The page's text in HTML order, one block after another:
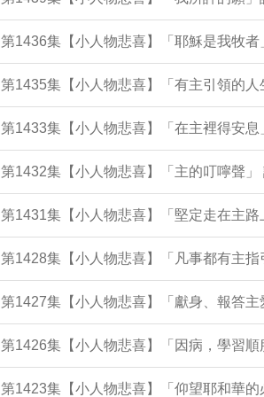
第1436集【小人物悲喜】「耶穌是我牧者
第1435集【小人物悲喜】「有主引領的
第1433集【小人物悲喜】「在主裡得安息
第1432集【小人物悲喜】「主的叮嚀聲」
第1431集【小人物悲喜】「堅定走在主路
第1428集【小人物悲喜】「凡事都有主指
第1427集【小人物悲喜】「獻身、報答主
第1426集【小人物悲喜】「因病，學習
第1423集【小人物悲喜】「仰望耶和華